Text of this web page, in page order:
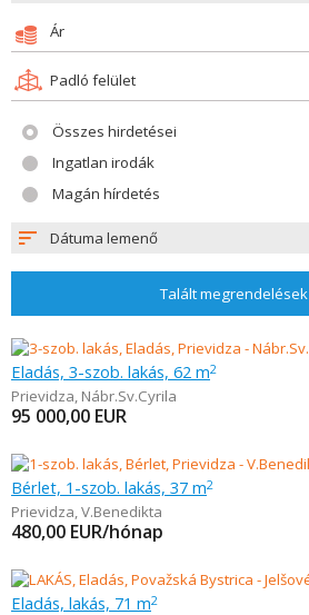
Ár
Padló felület
Összes hirdetései
Ingatlan irodák
Magán hírdetés
Dátuma lemenő
Talált megrendelések
Eladás, 3-szob. lakás, 62 m2
Prievidza, Nábr.Sv.Cyrila
95 000,00 EUR
Bérlet, 1-szob. lakás, 37 m2
Prievidza,V.Benedikta
480,00 EUR/hónap
Eladás, lakás, 71 m2